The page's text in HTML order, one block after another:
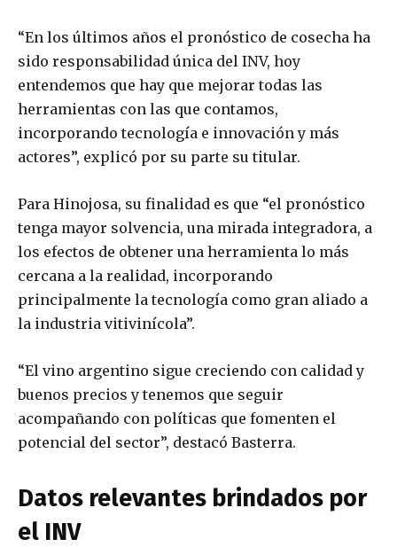
“En los últimos años el pronóstico de cosecha ha
sido responsabilidad única del INV, hoy
entendemos que hay que mejorar todas las
herramientas con las que contamos,
incorporando tecnología e innovación y más
actores”, explicó por su parte su titular.
Para Hinojosa, su finalidad es que “el pronóstico
tenga mayor solvencia, una mirada integradora, a
los efectos de obtener una herramienta lo más
cercana a la realidad, incorporando
principalmente la tecnología como gran aliado a
la industria vitivinícola”.
“El vino argentino sigue creciendo con calidad y
buenos precios y tenemos que seguir
acompañando con políticas que fomenten el
potencial del sector”, destacó Basterra.
Datos relevantes brindados por
el INV